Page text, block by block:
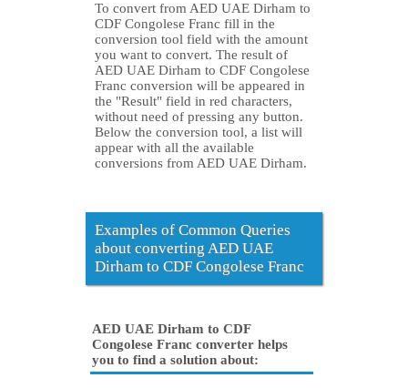
To convert from AED UAE Dirham to
CDF Congolese Franc fill in the
conversion tool field with the amount
you want to convert. The result of
AED UAE Dirham to CDF Congolese
Franc conversion will be appeared in
the "Result" field in red characters,
without need of pressing any button.
Below the conversion tool, a list will
appear with all the available
conversions from AED UAE Dirham.
Examples of Common Queries
about converting AED UAE
Dirham to CDF Congolese Franc
AED UAE Dirham to CDF
Congolese Franc converter helps
you to find a solution about: